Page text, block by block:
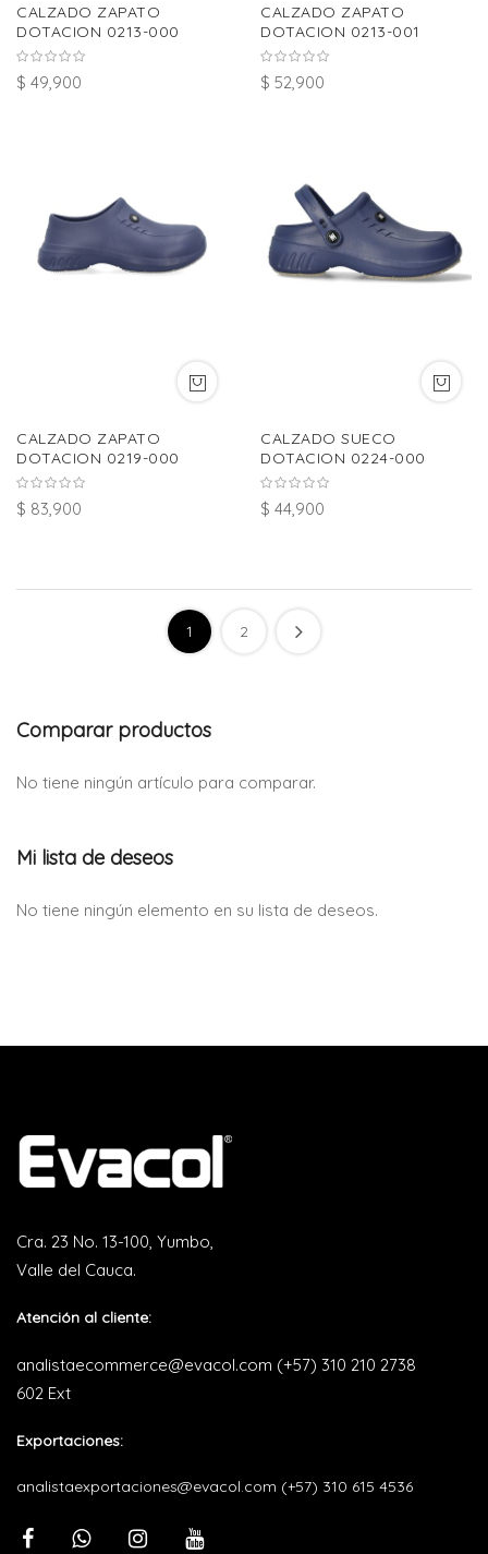
CALZADO ZAPATO
DOTACION 0213-000
$ 49,900
CALZADO ZAPATO
DOTACION 0213-001
$ 52,900
CALZADO ZAPATO
DOTACION 0219-000
$ 83,900
CALZADO SUECO
DOTACION 0224-000
$ 44,900
1 2
Comparar productos
No tiene ningún artículo para comparar.
Mi lista de deseos
No tiene ningún elemento en su lista de deseos.
Cra. 23 No. 13-100, Yumbo,
Valle del Cauca.
Atención al cliente:
analistaecommerce@evacol.com (+57) 310 210 2738
602 Ext
Exportaciones:
analistaexportaciones@evacol.com (+57) 310 615 4536